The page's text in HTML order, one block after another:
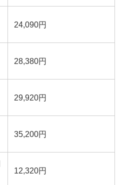
24,090円
28,380円
29,920円
35,200円
12,320円